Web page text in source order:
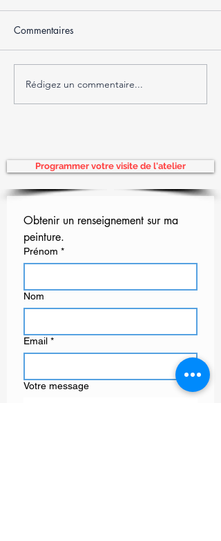
Séjour hors du temps au
Waldhaus de Sils Maria
Commentaires
Rédigez un commentaire...
Programmer votre visite de l'atelier
Obtenir un renseignement sur ma
peinture.
Prénom *
Nom
Email *
Votre message